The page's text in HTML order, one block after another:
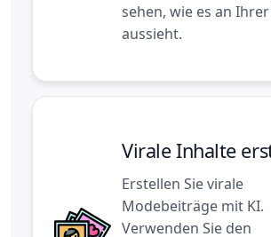
sehen, wie es an
aussieht.
Virale Inhalte
Erstellen Sie virale
Modebeiträge mit KI.
Verwenden Sie den